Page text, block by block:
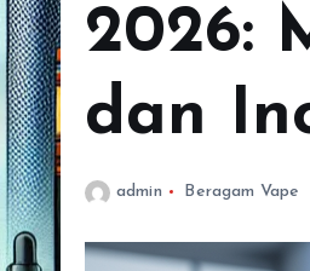
2026:
dan
admin Beragam Vape